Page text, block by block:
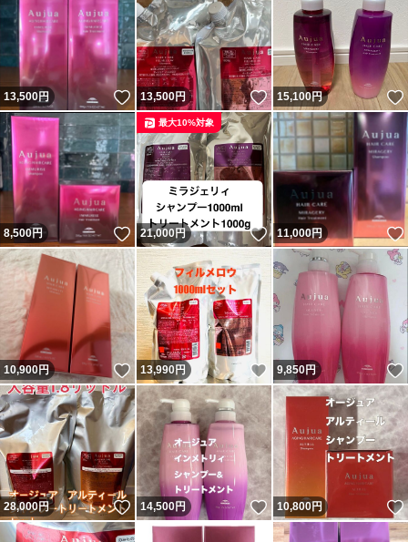
13,500円 いいね！
13,500円 いいね！
15,100円
8,500円 いいね！
21,000円 いいね！
最大10%対象
11,000円
10,900円 いいね！
13,990円 いいね！
9,850円
28,000円 いいね！
14,500円 いいね！
10,800円